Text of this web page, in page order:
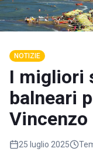
NOTIZIE
I migliori
balneari
Vincenzo
25 luglio 2025